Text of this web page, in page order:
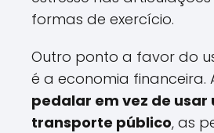
formas de exercício.
Outro ponto a favor do
é a economia financeira.
pedalar em vez de usar
transporte público, as